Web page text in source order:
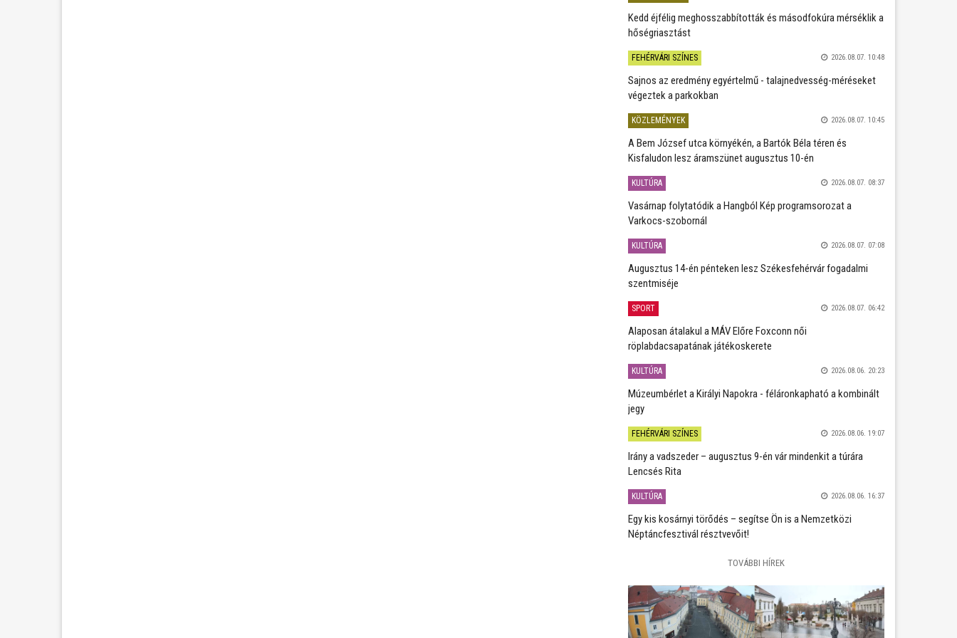
Kedd éjfélig meghosszabbították és másodfokúra mérséklik a
hőségriasztást
FEHÉRVÁRI SZÍNES 2026.08.07. 10:48
Sajnos az eredmény egyértelmű - talajnedvesség-méréseket
végeztek a parkokban
KÖZLEMÉNYEK 2026.08.07. 10:45
A Bem József utca környékén, a Bartók Béla téren és
Kisfaludon lesz áramszünet augusztus 10-én
KULTÚRA 2026.08.07. 08:37
Vasárnap folytatódik a Hangból Kép programsorozat a
Varkocs-szobornál
KULTÚRA 2026.08.07. 07:08
Augusztus 14-én pénteken lesz Székesfehérvár fogadalmi
szentmiséje
SPORT 2026.08.07. 06:42
Alaposan átalakul a MÁV Előre Foxconn női
röplabdacsapatának játékoskerete
KULTÚRA 2026.08.06. 20:23
Múzeumbérlet a Királyi Napokra - féláronkapható a kombinált
jegy
FEHÉRVÁRI SZÍNES 2026.08.06. 19:07
Irány a vadszeder – augusztus 9-én vár mindenkit a túrára
Lencsés Rita
KULTÚRA 2026.08.06. 16:37
Egy kis kosárnyi törődés – segítse Ön is a Nemzetközi
Néptáncfesztivál résztvevőit!
TOVÁBBI HÍREK